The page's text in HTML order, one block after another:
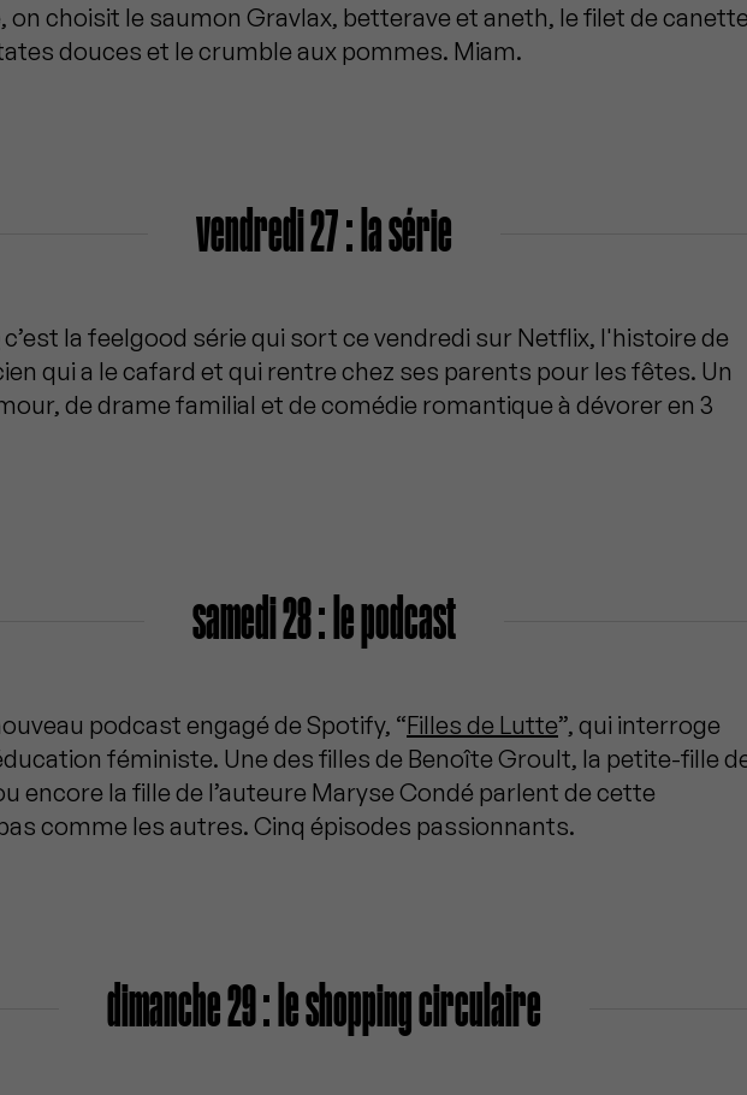
on choisit le saumon Gravlax, betterave et aneth, le filet de
douces et le crumble aux pommes. Miam.
vendredi 27 : la série
c’est la feelgood série qui sort ce vendredi sur Netflix, l'histoire de
qui a le cafard et qui rentre chez ses parents pour les fêtes. Un
de drame familial et de comédie romantique à dévorer en 3
samedi 28 : le podcast
podcast engagé de Spotify, “Filles de Lutte”, qui interroge
féministe. Une des filles de Benoîte Groult, la petite-fille
encore la fille de l’auteure Maryse Condé parlent de cette
comme les autres. Cinq épisodes passionnants.
dimanche 29 : le shopping circulaire